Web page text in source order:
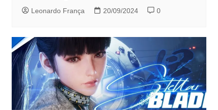
Leonardo França 20/09/2024 0